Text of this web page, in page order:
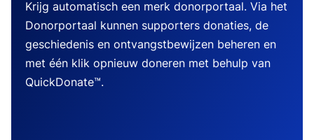
Krijg automatisch een merk donorportaal. Via het
Donorportaal kunnen supporters donaties, de
geschiedenis en ontvangstbewijzen beheren en
met één klik opnieuw doneren met behulp van
QuickDonate™.